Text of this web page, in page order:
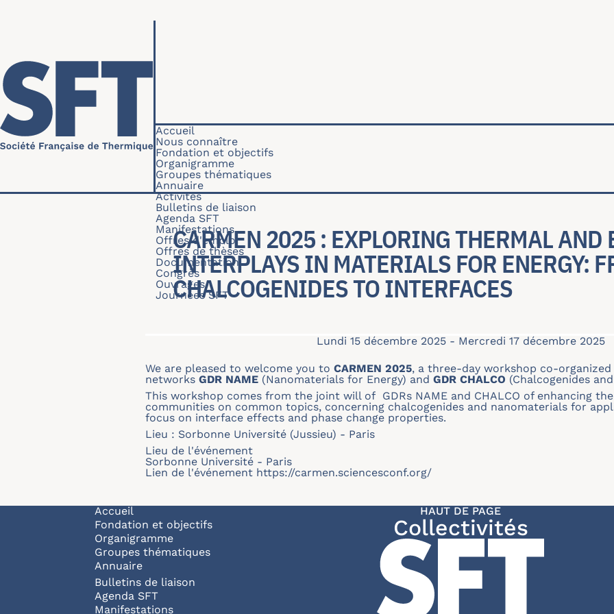
Navigation principale
Accueil
Nous connaître
Fondation et objectifs
Organigramme
Groupes thématiques
Annuaire
Activités
Bulletins de liaison
Agenda SFT
Manifestations
Offres d'emploi
Offres de thèses
Documentation
Congrès
Ouvrages
Journées SFT
CARMEN 2025 : EXPLORING THERMAL AND
INTERPLAYS IN MATERIALS FOR ENERGY:
CHALCOGENIDES TO INTERFACES
Lundi 15 décembre 2025- Mercredi 17 décembre 2025
We are pleased to welcome you to CARMEN 2025, a three-day workshop co-organized
networks GDR NAME (Nanomaterials for Energy) and GDR CHALCO (Chalcogenides
This workshop comes from the joint will of GDRs NAME and CHALCO of enhancing
communities on common topics, concerning chalcogenides and nanomaterials for
focus on interface effects and phase change properties.
Lieu : Sorbonne Université (Jussieu) - Paris
Lieu de l'événement
Sorbonne Université - Paris
Lien de l'événement https://carmen.sciencesconf.org/
Navigation principale
Accueil
Fondation et objectifs
Organigramme
Groupes thématiques
Annuaire
Bulletins de liaison
Agenda SFT
Manifestations
HAUT DE PAGE
Collectivités